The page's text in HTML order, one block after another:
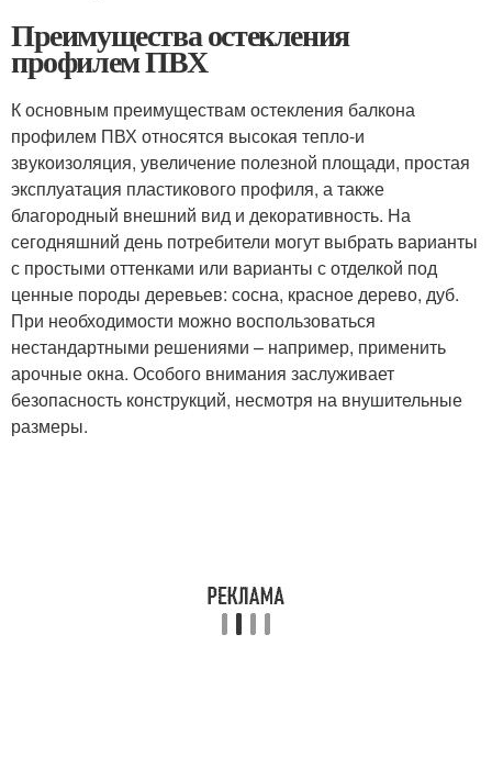
Преимущества остекления
профилем ПВХ
К основным преимуществам остекления балкона
профилем ПВХ относятся высокая тепло-и
звукоизоляция, увеличение полезной площади, простая
эксплуатация пластикового профиля, а также
благородный внешний вид и декоративность. На
сегодняшний день потребители могут выбрать варианты
с простыми оттенками или варианты с отделкой под
ценные породы деревьев: сосна, красное дерево, дуб.
При необходимости можно воспользоваться
нестандартными решениями – например, применить
арочные окна. Особого внимания заслуживает
безопасность конструкций, несмотря на внушительные
размеры.